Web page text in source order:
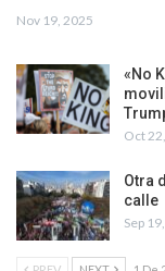
Nov 19, 2025
«No
Oct
Otra
calle
Sep